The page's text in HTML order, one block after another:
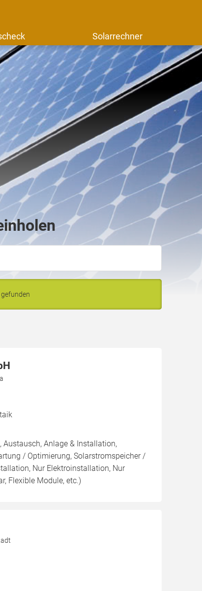
Solarrechner
Anlage & Installation,
/ Optimierung, Solarstromspeicher /
Nur Elektroinstallation, Nur
Flexible Module, etc.)